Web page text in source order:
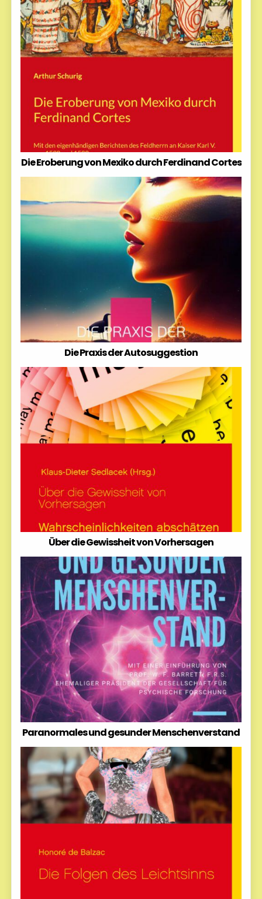
Die Eroberung von Mexiko durch Ferdinand Cortes
Die Praxis der Autosuggestion
Über die Gewissheit von Vorhersagen
Paranormales und gesunder Menschenverstand